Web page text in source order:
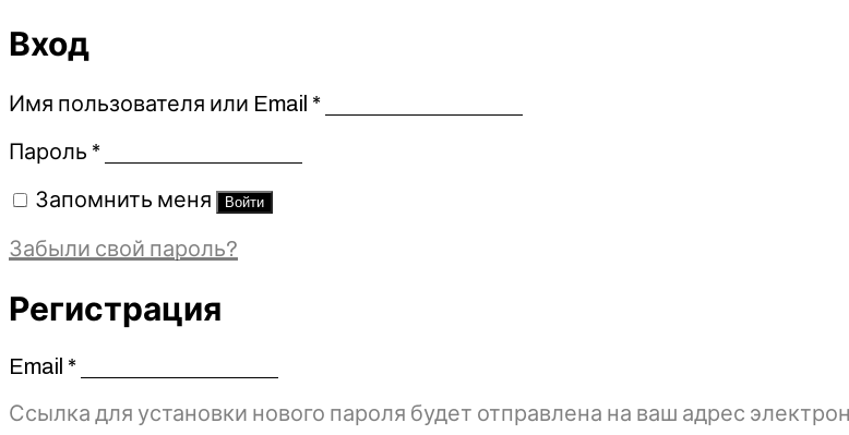
Вход
Имя пользователя или Email *Обязательно
Пароль *Обязательно
Запомнить меня Войти
Забыли свой пароль?
Регистрация
Email *Обязательно
Ссылка для установки нового пароля будет отправлена ​​на ваш адрес